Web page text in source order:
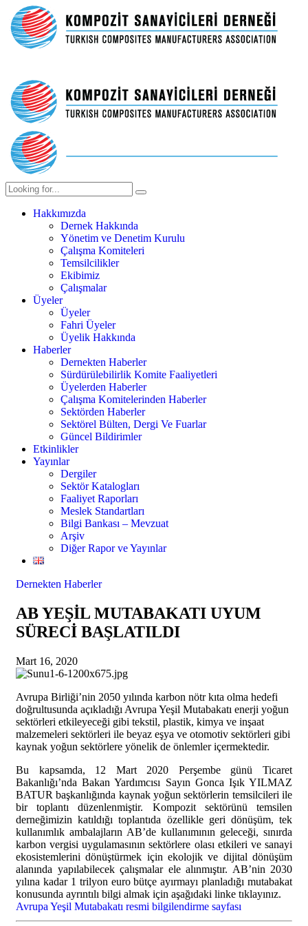
Hakkımızda
Dernek Hakkında
Yönetim ve Denetim Kurulu
Çalışma Komiteleri
Temsilcilikler
Ekibimiz
Çalışmalar
Üyeler
Üyeler
Fahri Üyeler
Üyelik Hakkında
Haberler
Dernekten Haberler
Sürdürülebilirlik Komite Faaliyetleri
Üyelerden Haberler
Çalışma Komitelerinden Haberler
Sektörden Haberler
Sektörel Bülten, Dergi Ve Fuarlar
Güncel Bildirimler
Etkinlikler
Yayınlar
Dergiler
Sektör Katalogları
Faaliyet Raporları
Meslek Standartları
Bilgi Bankası – Mevzuat
Arşiv
Diğer Rapor ve Yayınlar
Dernekten Haberler
AB YEŞİL MUTABAKATI UYUM
SÜRECİ BAŞLATILDI
Mart 16, 2020
Avrupa Birliği’nin 2050 yılında karbon nötr kıta olma hedefi
doğrultusunda açıkladığı Avrupa Yeşil Mutabakatı enerji yoğun
sektörleri etkileyeceği gibi tekstil, plastik, kimya ve inşaat
malzemeleri sektörleri ile beyaz eşya ve otomotiv sektörleri gibi
kaynak yoğun sektörlere yönelik de önlemler içermektedir.
Bu kapsamda, 12 Mart 2020 Perşembe günü Ticaret
Bakanlığı’nda Bakan Yardımcısı Sayın Gonca Işık YILMAZ
BATUR başkanlığında kaynak yoğun sektörlerin temsilcileri ile
bir toplantı düzenlenmiştir. Kompozit sektörünü temsilen
derneğimizin katıldığı toplantıda özellikle geri dönüşüm, tek
kullanımlık ambalajların AB’de kullanımının geleceği, sınırda
karbon vergisi uygulamasının sektörlere olası etkileri ve sanayi
ekosistemlerini dönüştürmek için ekolojik ve dijital dönüşüm
alanında yapılabilecek çalışmalar ele alınmıştır. AB’nin 2030
yılına kadar 1 trilyon euro bütçe ayırmayı planladığı mutabakat
konusunda ayrıntılı bilgi almak için aşağıdaki linke tıklayınız.
Avrupa Yeşil Mutabakatı resmi bilgilendirme sayfası